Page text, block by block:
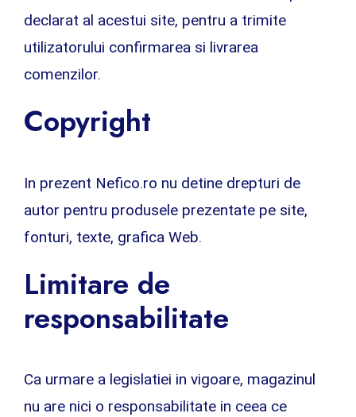
declarat al acestui site, pentru a trimite
utilizatorului confirmarea si livrarea
comenzilor.
Copyright
In prezent Nefico.ro nu detine drepturi de
autor pentru produsele prezentate pe site,
fonturi, texte, grafica Web.
Limitare de
responsabilitate
Ca urmare a legislatiei in vigoare, magazinul
nu are nici o responsabilitate in ceea ce